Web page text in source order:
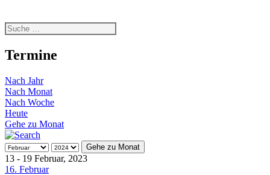
Termine
Nach Jahr
Nach Monat
Nach Woche
Heute
Gehe zu Monat
Gehe zu Monat
13 - 19 Februar, 2023
16. Februar